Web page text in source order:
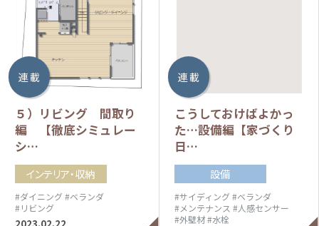
連 載
５）リビング 間取り
編 【徹底シミュレー
シ…
インテリア・収納
#ダイニング #ベランダ
#リビング
連 載
こうしておけばよかっ
た…設備編【家づくり
日…
設備
#サイディング #ベランダ
#メンテナンス #人感センサー
#外壁材#水栓